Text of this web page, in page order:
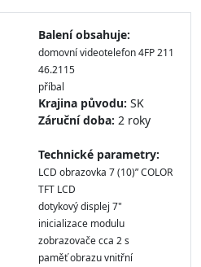
Balení obsahuje:
domovní videotelefon 4FP 211
46.2115
příbal
Krajina původu: SK
Záruční doba: 2 roky
Technické parametry:
LCD obrazovka 7 (10)ʺ COLOR
TFT LCD
dotykový displej 7"
inicializace modulu
zobrazovače cca 2 s
paměť obrazu vnitřní